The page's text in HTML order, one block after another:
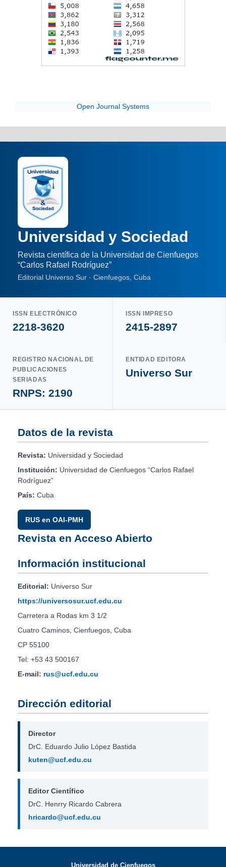
Open Journal Systems
Universidad y Sociedad
Revista científica de la Universidad de Cienfuegos
“Carlos Rafael Rodríguez”
Editorial Universo Sur · Cienfuegos, Cuba
ISSN ELECTRÓNICO
2218-3620
ISSN IMPRESO
2415-2897
REGISTRO NACIONAL DE
PUBLICACIONES
SERIADAS
RNPS: 2190
ENTIDAD EDITORA
Universo Sur
Datos de la revista
Revista: Universidad y Sociedad
Institución: Universidad de Cienfuegos “Carlos Rafael
Rodríguez”
País: Cuba
RUS en OAI-PMH
Revista en Acceso Abierto
Información institucional
Editorial: Universo Sur
https://universosur.ucf.edu.cu
Carretera a Rodas km 3 1/2
Cuatro Caminos, Cienfuegos, Cuba
CP 55100
Tel: +53 43 500167
E-mail: rus@ucf.edu.cu
Dirección editorial
Director
DrC. Eduardo Julio López Bastida
kuten@ucf.edu.cu
Editor Científico
DrC. Henrry Ricardo Cabrera
hricardo@ucf.edu.cu
Universidad de Cienfuegos